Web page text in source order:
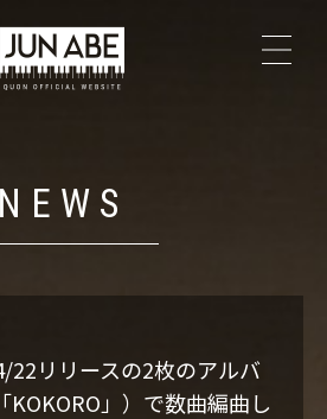
TOP
NEWS
22リリースの2枚のアルバ
KOKORO」）で数曲編曲し